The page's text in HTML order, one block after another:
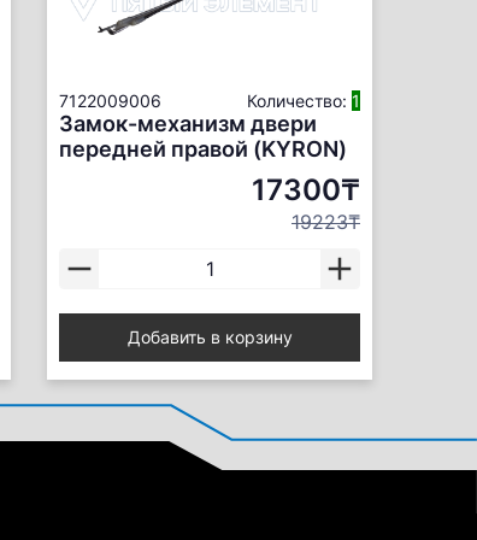
7122009006 Количество: 1
Замок-механизм двери
передней правой (KYRON)
17300₸
19223₸
Добавить в корзину